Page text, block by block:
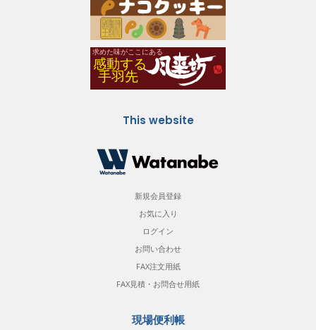
This website
新規会員登録
お気に入り
ログイン
お問い合わせ
FAX注文用紙
FAX見積・お問合せ用紙
現場便利帳